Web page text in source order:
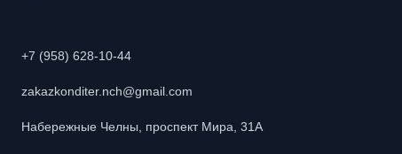
+7 (958) 628-10-44
zakazkonditer.nch@gmail.com
Набережные Челны, проспект Мира, 31А